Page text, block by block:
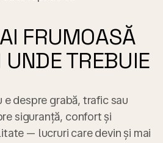
FRUMOASĂ
TREBUIE
e despre grabă, trafic sau
siguranță, confort și
— lucruri care devin și mai